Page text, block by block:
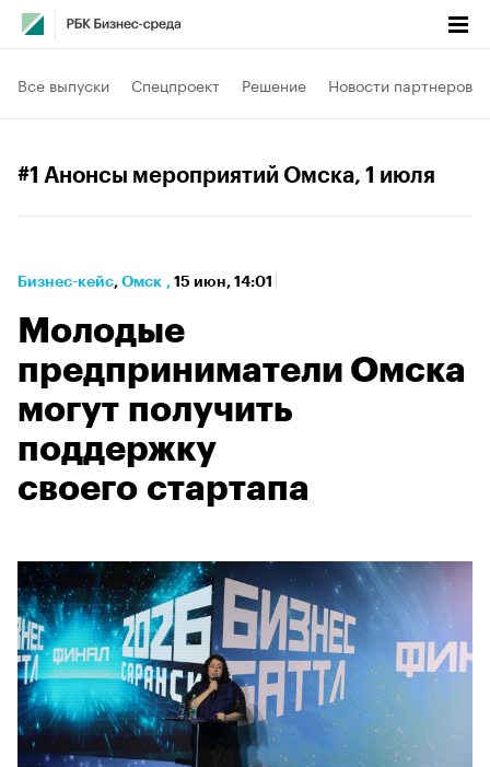
Все выпуски Спецпроект Решение Новости партнеров
#1 Анонсы мероприятий Омска, 1 июля
Бизнес-кейс⁠, Омск , 15 июн, 14:01
Молодые
предприниматели Омска
могут получить
поддержку
своего стартапа